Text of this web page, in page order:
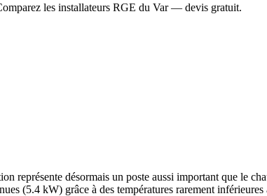
les installateurs RGE du Var — devis gratuit.
représente désormais un poste aussi important que le
(5.4 kW) grâce à des températures rarement